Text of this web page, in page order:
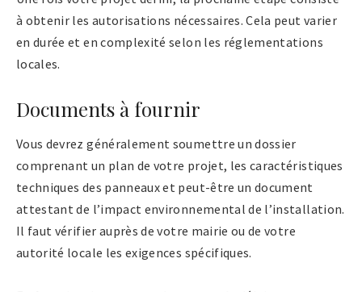
à obtenir les autorisations nécessaires. Cela peut varier
en durée et en complexité selon les réglementations
locales.
Documents à fournir
Vous devrez généralement soumettre un dossier
comprenant un plan de votre projet, les caractéristiques
techniques des panneaux et peut-être un document
attestant de l’impact environnemental de l’installation.
Il faut vérifier auprès de votre mairie ou de votre
autorité locale les exigences spécifiques.